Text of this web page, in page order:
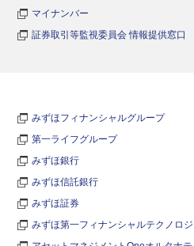
マイナンバー
証券取引等監視委員会 情報提供窓口
みずほフィナンシャルグループ
第一ライフグループ
みずほ銀行
みずほ信託銀行
みずほ証券
みずほ第一フィナンシャルテクノロ